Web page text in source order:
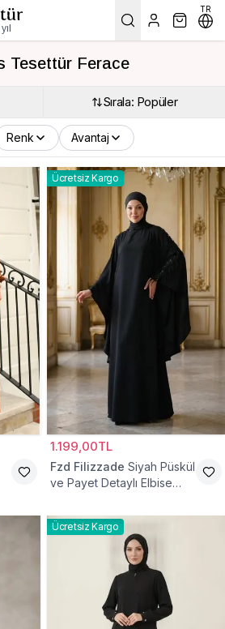
TR
Tesettür Ferace
Sırala: Popüler
Renk Avantaj
Ücretsiz Kargo
1.199,00TL
Fzd Filizzade Siyah Püskül
ve Payet Detaylı Elbise
Ücretsiz Kargo